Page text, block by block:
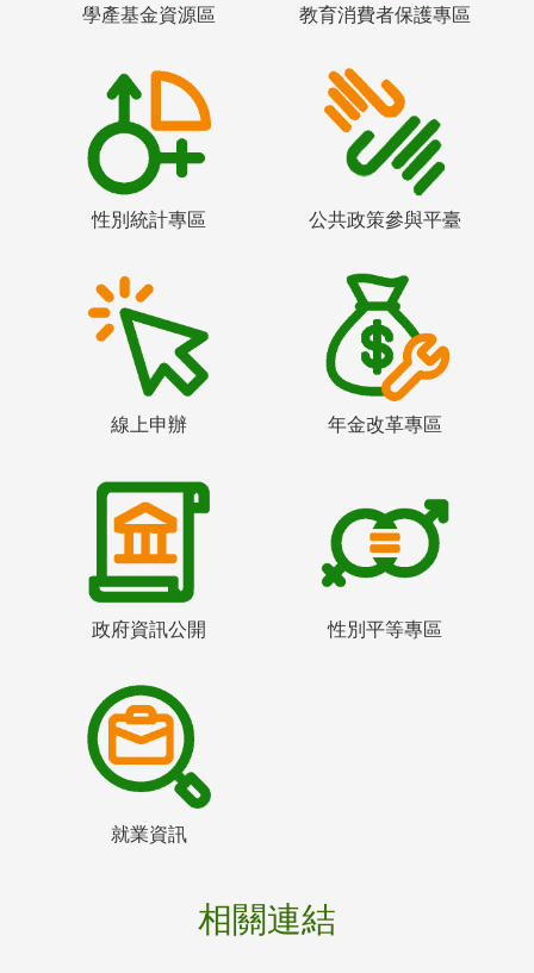
學產基金資源區 教育消費者保護專區
性別統計專區 公共政策參與平臺
線上申辦 年金改革專區
政府資訊公開 性別平等專區
就業資訊
相關連結